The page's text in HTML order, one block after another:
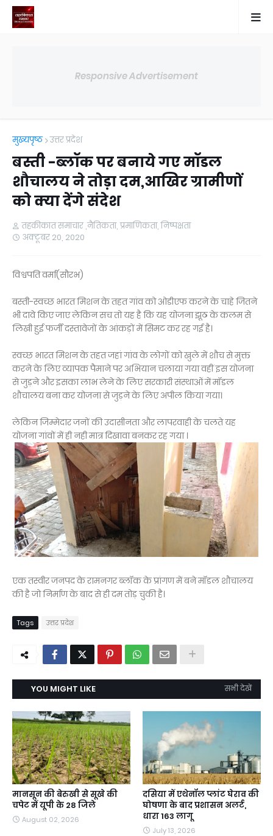
Responsive Advertisement
मुख्यपृष्ठ उत्तर प्रदेश
बस्ती -ब्लॉक पर बनाये गए मॉडल
शौचालय ने तोड़ा दम,आखिर ग्रामीणों
को क्या देंगे संदेश
तहकीकात समाचार ,नैतिकता, प्रमाणिकता, निष्पक्षता
अक्टूबर 20, 2020
विश्वपति वर्मा(सौरभ)
बस्ती-स्वच्छ भारत मिशन के तहत गांव को ओडीएफ करने के चाहे जितने
भी दावे किए जाए लेकिन सच तो यह है कि यह योजना झूठ के कलम से
लिखी हुई फर्जी दस्तावेजों के आंकड़ों में सिमट कर रह गई है।
स्वच्छ भारत मिशन के तहत जहां गांव के लोगों को खुले में शौच से मुक्त
करने के लिए व्यापक पैमाने पर अभियान चलाया गया वहीं इस योजना
से जुड़ने और इसका लाभ लेने के लिए सरकारी संस्थाओं में मॉडल
शौचालय बना कर योजना से जुड़ने के लिए अपील किया गया।
लेकिन जिम्मेदार जनों की उदासीनता और लापरवाही के चलते यह
योजना गांवों में ही नही मात्र दिखावा बनकर रह गया ।
एक तस्वीर जनपद के रामनगर ब्लॉक के प्रांगण में बने मॉडल शौचालय
की है जो निर्माण के बाद से ही दम तोड़ चुकी है।
Tags उत्तर प्रदेश
YOU MIGHT LIKE सभी देखें
मानसून की बेरुखी से सूखे की
चपेट में यूपी के 28 जिले
August 02, 2026
दसिया में एथेनॉल प्लांट घेराव की
घोषणा के बाद प्रशासन अलर्ट,
धारा 163 लागू
July 13, 2026